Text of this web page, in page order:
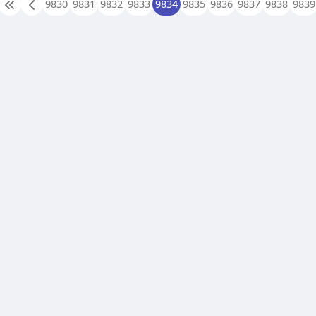
9830 9831 9832 9833 9834 9835 9836 9837 9838 9839